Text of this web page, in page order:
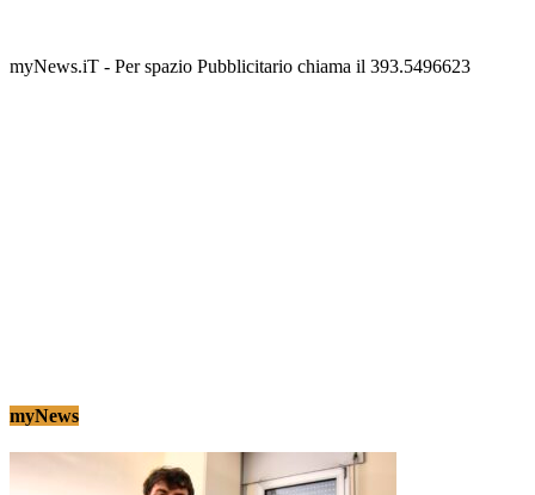
myNews.iT - Per spazio Pubblicitario chiama il 393.5496623
myNews